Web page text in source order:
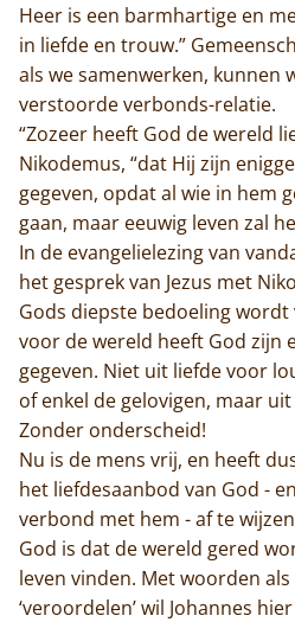
Home
De abdij
Heer is een barmhartige en
in liefde en trouw.”
als we samenwerken, kunnen
verstoorde verbonds-relatie.
“Zozeer heeft God de wereld
Nikodemus, “dat Hij zijn
gegeven, opdat al wie in hem
gaan, maar eeuwig leven zal
In de evangelielezing van
het gesprek van Jezus met
Gods diepste bedoeling
voor de wereld heeft God zijn
gegeven. Niet uit liefde voor
of enkel de gelovigen, maar
Zonder onderscheid!
Nu is de mens vrij, en heeft
het liefdesaanbod van God -
verbond met hem - af te
God is dat de wereld gered
leven vinden. Met woorden als
‘veroordelen’ wil Johannes